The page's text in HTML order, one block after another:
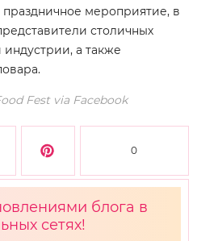
праздничное мероприятие, в
столичных
а также
Fest via Facebook
0
блога в
сетях!